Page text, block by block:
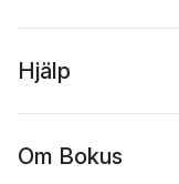
Hjälp
Om Bokus